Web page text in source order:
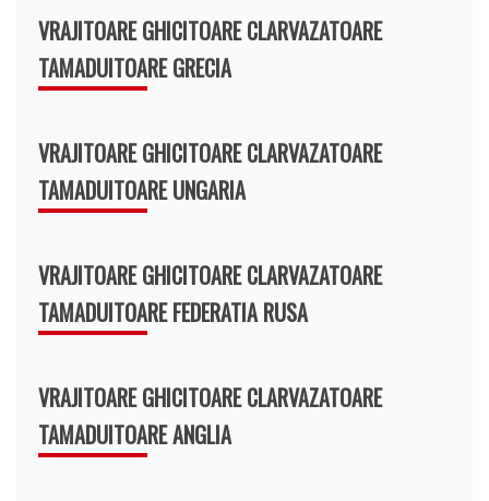
VRAJITOARE GHICITOARE CLARVAZATOARE
TAMADUITOARE GRECIA
VRAJITOARE GHICITOARE CLARVAZATOARE
TAMADUITOARE UNGARIA
VRAJITOARE GHICITOARE CLARVAZATOARE
TAMADUITOARE FEDERATIA RUSA
VRAJITOARE GHICITOARE CLARVAZATOARE
TAMADUITOARE ANGLIA